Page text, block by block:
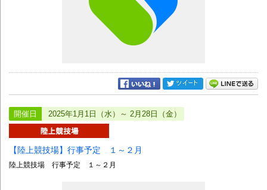
開催日 2025年1月1日（水）～ 2月28日（金）
【陸上競技場】行事予定 １～２月
陸上競技場 行事予定 １～２月